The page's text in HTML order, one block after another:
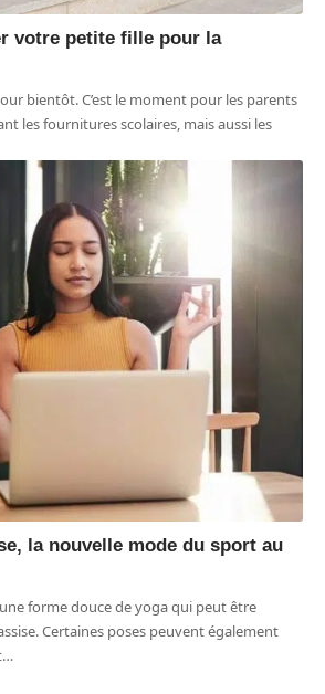
votre petite fille pour la
bientôt. C’est le moment pour les parents
les fournitures scolaires, mais aussi les
la nouvelle mode du sport au
forme douce de yoga qui peut être
Certaines poses peuvent également
…